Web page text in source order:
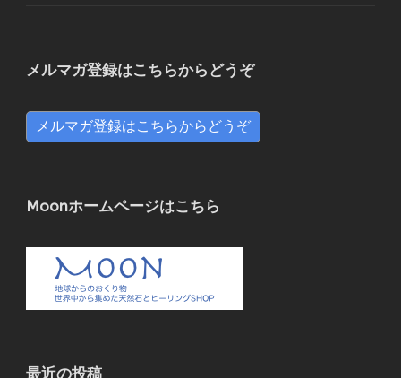
メルマガ登録はこちらからどうぞ
メルマガ登録はこちらからどうぞ
Moonホームページはこちら
最近の投稿